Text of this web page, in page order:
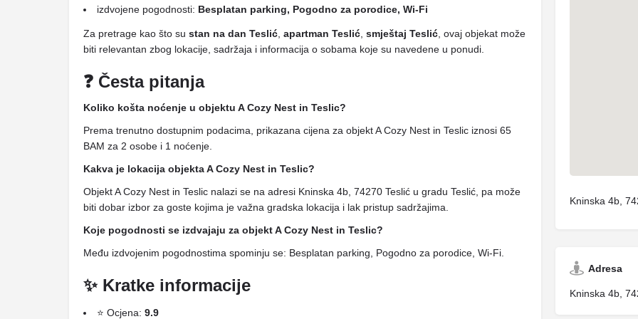
izdvojene pogodnosti: Besplatan parking, Pogodno za porodice, Wi-Fi
Za pretrage kao što su stan na dan Teslić apartman Teslić smještaj Teslić , ovaj objekat može
biti relevantan zbog lokacije, sadržaja i informacija o sobama koje su navedene u ponudi.
❓ Česta pitanja
Koliko košta noćenje u objektu A Cozy Nest in Teslic?
Prema trenutno dostupnim podacima, prikazana cijena za objekt A Cozy Nest in Teslic iznosi 65
BAM za 2 osobe i 1 noćenje.
Kakva je lokacija objekta A Cozy Nest in Teslic?
Objekt A Cozy Nest in Teslic nalazi se na adresi Kninska 4b, 74270 Teslić u gradu Teslić, pa može
biti dobar izbor za goste kojima je važna gradska lokacija i lak pristup sadržajima.
Koje pogodnosti se izdvajaju za objekt A Cozy Nest in Teslic?
Među izdvojenim pogodnostima spominju se: Besplatan parking, Pogodno za porodice, Wi-Fi.
✨ Kratke informacije
⭐ Ocjena: 9.9
Kninska 4b,
Adresa
Kninska 4b,